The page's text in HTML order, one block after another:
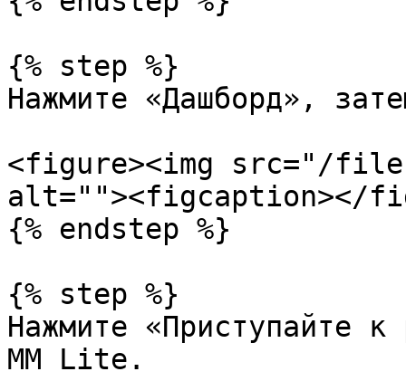
{% step %}
Нажмите «Дашборд»,
<figure><img src="/files/
alt=""><figcaption></
{% endstep %}
{% step %}
Нажмите «Приступайте
MM Lite.